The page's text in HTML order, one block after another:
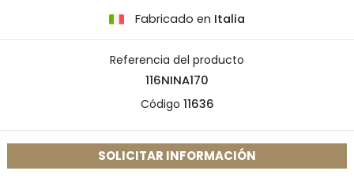
Fabricado en Italia
Referencia del producto
116NINA170
Código 11636
SOLICITAR INFORMACIÓN